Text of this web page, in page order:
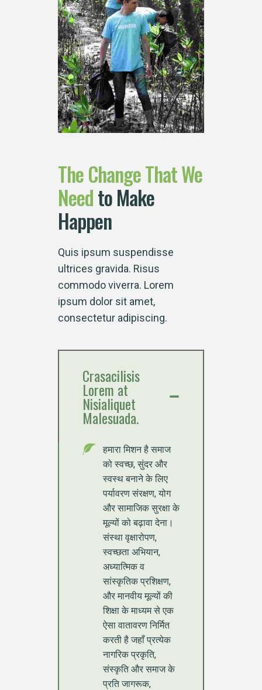
TheChangeThatWe
Needto Make
Happen
Quis ipsum suspendisse
ultrices gravida. Risus
commodo viverra. Lorem
ipsum dolor sit amet,
consectetur adipiscing.
Crasacilisis
Lorem at
Nisialiquet
Malesuada.
हमारा मिशन है समाज
को स्वच्छ, सुंदर और
स्वस्थ बनाने के लिए
पर्यावरण संरक्षण, योग
और सामाजिक सुरक्षा के
मूल्यों को बढ़ावा देना।
संस्था वृक्षारोपण,
स्वच्छता अभियान,
अध्यात्मिक व
सांस्कृतिक प्रशिक्षण,
और मानवीय मूल्यों की
शिक्षा के माध्यम से एक
ऐसा वातावरण निर्मित
करती है जहाँ प्रत्येक
नागरिक प्रकृति,
संस्कृति और समाज के
प्रति जागरूक,